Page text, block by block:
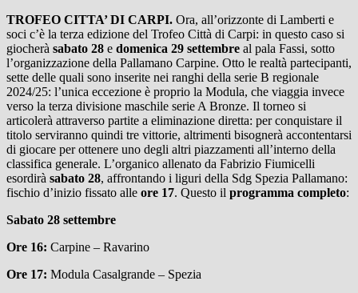
TROFEO CITTA’ DI CARPI. Ora, all’orizzonte di Lamberti e
soci c’è la terza edizione del Trofeo Città di Carpi: in questo caso si
giocherà sabato 28 e domenica 29 settembre al pala Fassi, sotto
l’organizzazione della Pallamano Carpine. Otto le realtà partecipanti,
sette delle quali sono inserite nei ranghi della serie B regionale
2024/25: l’unica eccezione è proprio la Modula, che viaggia invece
verso la terza divisione maschile serie A Bronze. Il torneo si
articolerà attraverso partite a eliminazione diretta: per conquistare il
titolo serviranno quindi tre vittorie, altrimenti bisognerà accontentarsi
di giocare per ottenere uno degli altri piazzamenti all’interno della
classifica generale. L’organico allenato da Fabrizio Fiumicelli
esordirà sabato 28, affrontando i liguri della Sdg Spezia Pallamano:
fischio d’inizio fissato alle ore 17. Questo il programma completo:
Sabato 28 settembre
Ore 16: Carpine – Ravarino
Ore 17: Modula Casalgrande – Spezia